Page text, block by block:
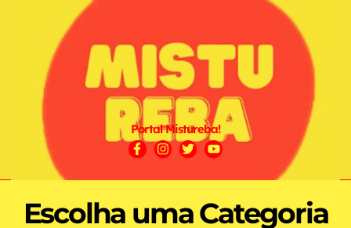
Portal Mistureba!
Escolha uma Categoria